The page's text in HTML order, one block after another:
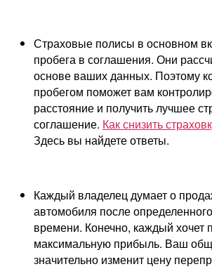
Страховые полисы в основном
пробега в соглашения. Они
основе ваших данных. Поэтому
пробегом поможет вам
расстояние и получить лучшее
соглашение. Как снизить
Здесь вы найдете ответы.
Каждый владелец думает о
автомобиля после
времени. Конечно, каждый хочет
максимальную прибыль. Ваш
значительно изменит цену